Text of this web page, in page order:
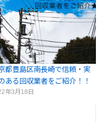
都豊島区南長崎で信頼・実
ある回収業者をご紹介！！
年3月18日